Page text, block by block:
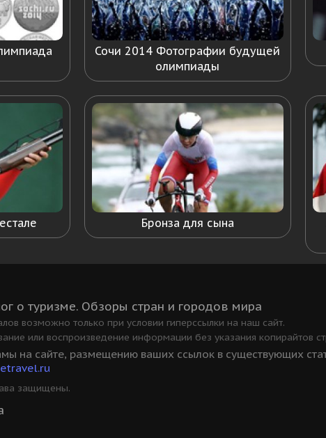
Сочи 2014 Фотографии будущей
олимпиады
Бронза для сына
о туризме. Обзоры стран и городов мира
возможно только при условии гиперссылки на наш сайт.
или воспроизведение информации без указания копирайтов
на сайте, размещению ваших ссылок в существующих
защищены.